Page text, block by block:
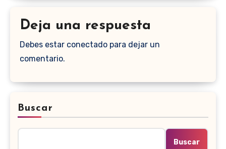
Deja una respuesta
Debes estar conectado para dejar un
comentario.
Buscar
Buscar